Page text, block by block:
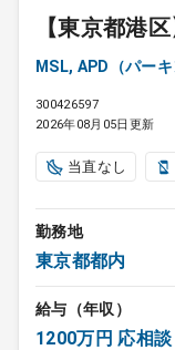
【東京都港
MSL, APD（パーキ
300426597
2026年08月05日更新
当直なし
勤務地
東京都都内
給与（年収）
1200万円 応相談